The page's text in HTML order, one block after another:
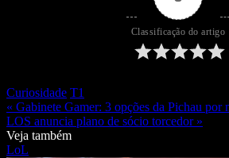
Classificação do artigo
Curiosidade T1
« Gabinete Gamer: 3 opções da Pichau por
LOS anuncia plano de sócio torcedor »
Veja também
LoL